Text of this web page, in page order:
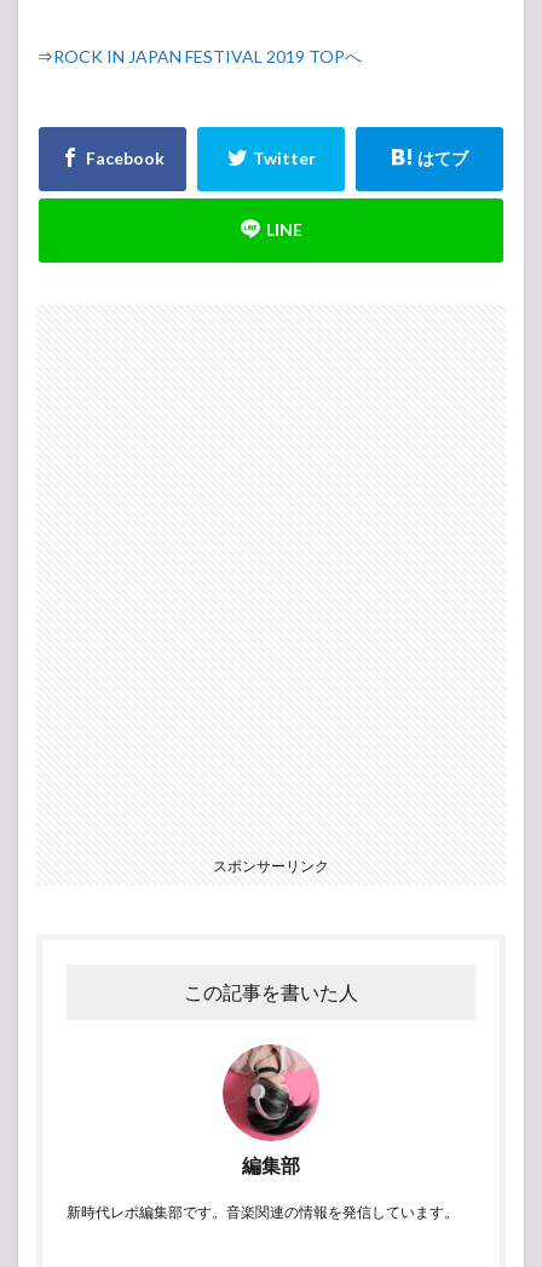
⇒ROCK IN JAPAN FESTIVAL 2019 TOPへ
スポンサーリンク
この記事を書いた人
編集部
新時代レポ編集部です。音楽関連の情報を発信しています。